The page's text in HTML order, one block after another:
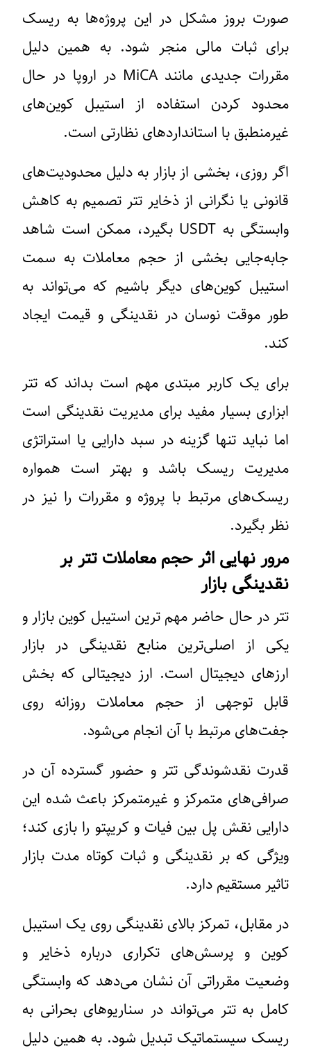
صورت بروز مشکل در این پروژه‌ها به ریسک
برای ثبات مالی منجر شود. به همین دلیل
مقررات جدیدی مانند MiCA در اروپا در حال
محدود کردن استفاده از استیبل کوین‌های
غیرمنطبق با استانداردهای نظارتی است.
اگر روزی، بخشی از بازار به دلیل محدودیت‌های
قانونی یا نگرانی از ذخایر تتر تصمیم به کاهش
وابستگی به USDT بگیرد، ممکن است شاهد
جابه‌جایی بخشی از حجم معاملات به سمت
استیبل کوین‌های دیگر باشیم که می‌تواند به
طور موقت نوسان در نقدینگی و قیمت ایجاد
کند.
برای یک کاربر مبتدی مهم است بداند که تتر
ابزاری بسیار مفید برای مدیریت نقدینگی است
اما نباید تنها گزینه در سبد دارایی یا استراتژی
مدیریت ریسک باشد و بهتر است همواره
ریسک‌های مرتبط با پروژه و مقررات را نیز در
نظر بگیرد.
مرور نهایی اثر حجم معاملات تتر بر
نقدینگی بازار
تتر در حال حاضر مهم ترین استیبل کوین بازار و
یکی از اصلی‌ترین منابع نقدینگی در بازار
ارزهای دیجیتال است. ارز دیجیتالی که بخش
قابل توجهی از حجم معاملات روزانه روی
جفت‌های مرتبط با آن انجام می‌شود.
قدرت نقدشوندگی تتر و حضور گسترده آن در
صرافی‌های متمرکز و غیرمتمرکز باعث شده این
دارایی نقش پل بین فیات و کریپتو را بازی کند؛
ویژگی که بر نقدینگی و ثبات کوتاه مدت بازار
تاثیر مستقیم دارد.
در مقابل، تمرکز بالای نقدینگی روی یک استیبل
کوین و پرسش‌های تکراری درباره ذخایر و
وضعیت مقرراتی آن نشان می‌دهد که وابستگی
کامل به تتر می‌تواند در سناریوهای بحرانی به
ریسک سیستماتیک تبدیل شود. به همین دلیل